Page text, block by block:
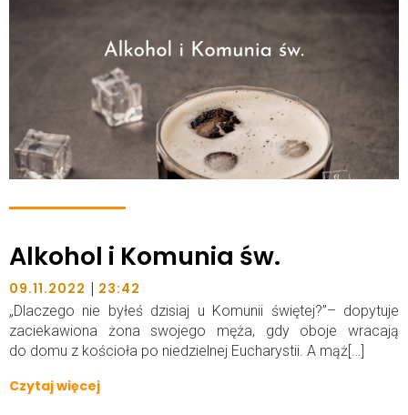
Alkohol i Komunia św.
09.11.2022 | 23:42
„Dlaczego nie byłeś dzisiaj u Komunii świętej?”– dopytuje
zaciekawiona żona swojego męża, gdy oboje wracają
do domu z kościoła po niedzielnej Eucharystii. A mąż[…]
Czytaj więcej